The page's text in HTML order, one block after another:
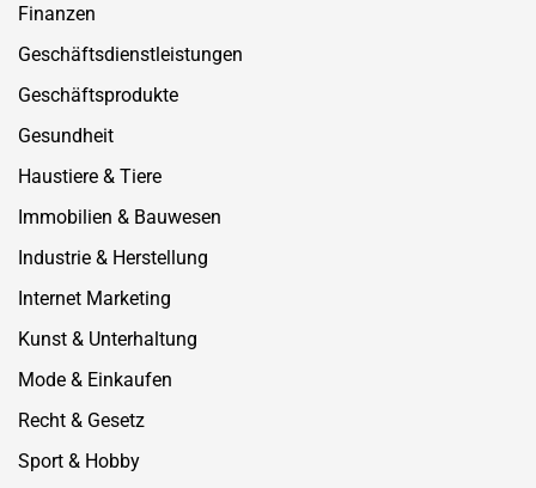
Finanzen
Geschäftsdienstleistungen
Geschäftsprodukte
Gesundheit
Haustiere & Tiere
Immobilien & Bauwesen
Industrie & Herstellung
Internet Marketing
Kunst & Unterhaltung
Mode & Einkaufen
Recht & Gesetz
Sport & Hobby